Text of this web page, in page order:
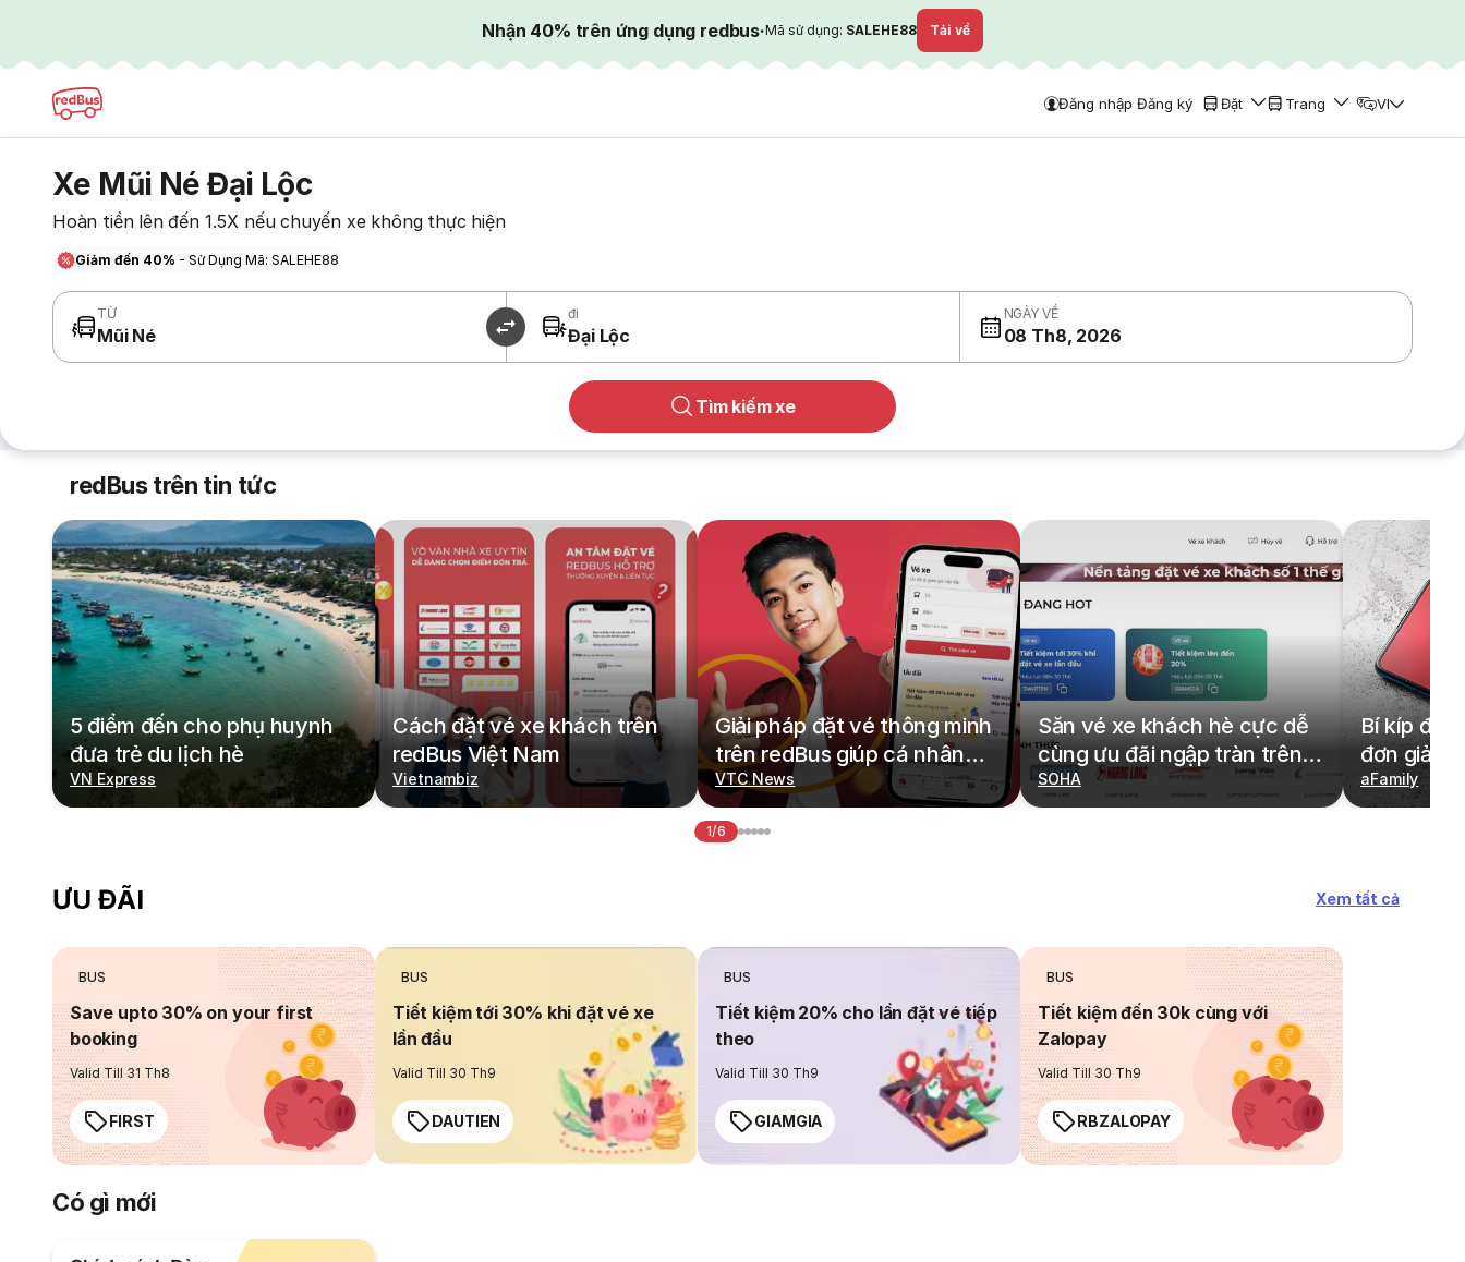
Nhận 40% trên ứng dụng redbus·Mã sử dụng: SALEHE88 Tải về
Đăng nhập Đăng ký Đặt Trang VI
Xe Mũi Né Đại Lộc
Hoàn tiền lên đến 1.5X nếu chuyến xe không thực hiện
Giảm đến 40% - Sử Dụng Mã: SALEHE88
TỪ
Mũi Né
đi
Đại Lộc
NGÀY VỀ
08 Th8, 2026
Tìm kiếm xe
redBus trên tin tức
5 điểm đến cho phụ huynh
đưa trẻ du lịch hè
VN Express
Cách đặt vé xe khách trên
redBus Việt Nam
Vietnambiz
Giải pháp đặt vé thông minh
trên redBus giúp cá nhân
hoá hành trình di chuyển
VTC News
Săn vé xe khách hè cực dễ
cùng ưu đãi ngập tràn trên
redBus
SOHA
Bí kíp đặt
đơn giản,
cả gia
aFamily
1/6
ƯU ĐÃI Xem tất cả
BUS
Save upto 30% on your first
booking
Valid Till 31 Th8
FIRST
BUS
Tiết kiệm tới 30% khi đặt vé xe
lần đầu
Valid Till 30 Th9
DAUTIEN
BUS
Tiết kiệm 20% cho lần đặt vé tiếp
theo
Valid Till 30 Th9
GIAMGIA
BUS
Tiết kiệm đến 30k cùng với
Zalopay
Valid Till 30 Th9
RBZALOPAY
Có gì mới